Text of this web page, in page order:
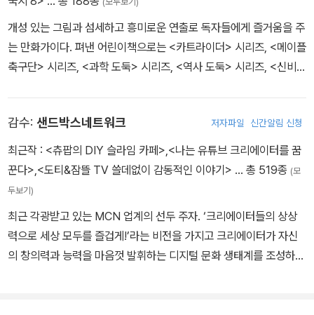
개성 있는 그림과 섬세하고 흥미로운 연출로 독자들에게 즐거움을 주
는 만화가이다. 펴낸 어린이책으로는 <카트라이더> 시리즈, <메이플
축구단> 시리즈, <과학 도둑> 시리즈, <역사 도둑> 시리즈, <신비아
감수: 샌드박스네트워크 저자파일 신간알림 신청
최근작 : <츄팝의 DIY 슬라임 카페> <나는 유튜브 크리에이터를 꿈
꾼다> <도티&잠뜰 TV 쓸데없이 감동적인 이야기> … 총 519종 (모
두보기)
최근 각광받고 있는 MCN 업계의 선두 주자. ‘크리에이터들의 상상
력으로 세상 모두를 즐겁게!’라는 비전을 가지고 크리에이터가 자신
의 창의력과 능력을 마음껏 발휘하는 디지털 문화 생태계를 조성하고